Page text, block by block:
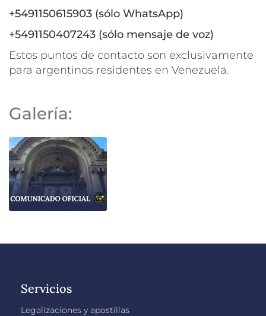
+5491150615903 (sólo WhatsApp)
+5491150407243 (sólo mensaje de voz)
Estos puntos de contacto son exclusivamente
para argentinos residentes en Venezuela.
Galería:
Servicios
Legalizaciones y apostillas